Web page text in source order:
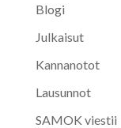
Blogi
Julkaisut
Kannanotot
Lausunnot
SAMOK viestii